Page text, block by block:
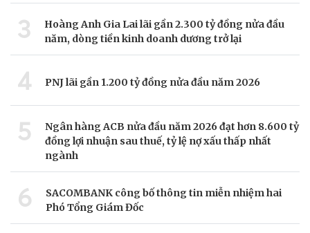
3
Hoàng Anh Gia Lai lãi gần 2.300 tỷ đồng nửa đầu
năm, dòng tiền kinh doanh dương trở lại
4 PNJ lãi gần 1.200 tỷ đồng nửa đầu năm 2026
5
Ngân hàng ACB nửa đầu năm 2026 đạt hơn 8.600 tỷ
đồng lợi nhuận sau thuế, tỷ lệ nợ xấu thấp nhất
ngành
6
SACOMBANK công bố thông tin miễn nhiệm hai
Phó Tổng Giám Đốc